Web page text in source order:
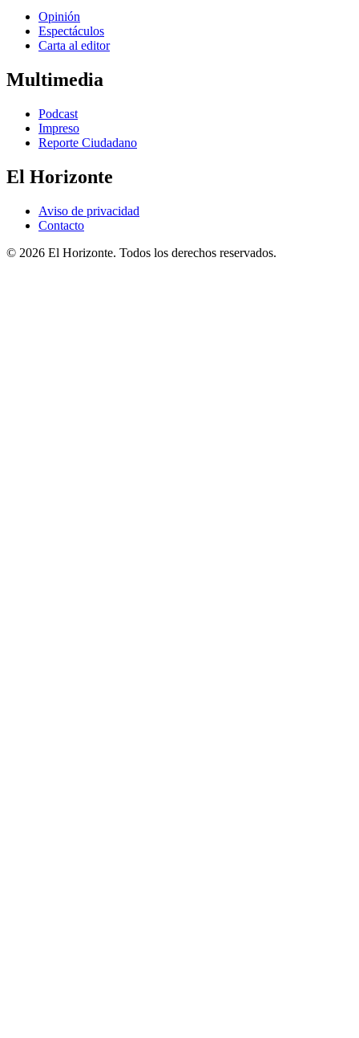
Opinión
Espectáculos
Carta al editor
Multimedia
Podcast
Impreso
Reporte Ciudadano
El Horizonte
Aviso de privacidad
Contacto
© 2026 El Horizonte. Todos los derechos reservados.